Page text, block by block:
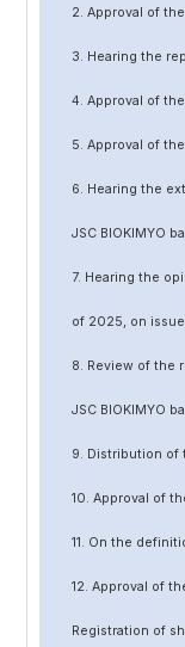
2. Approval of
3. Hearing the
4. Approval of
5. Approval of
6. Hearing the
JSC BIOKIMYO
7. Hearing the
of 2025, on
8. Review of the
JSC BIOKIMYO
9. Distribution of
10. Approval of
11. On the
12. Approval of
Registration of